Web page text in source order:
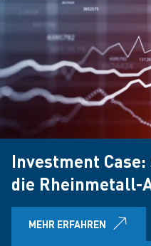
Investment
die Rheinmetall-
MEHR ERFAHREN